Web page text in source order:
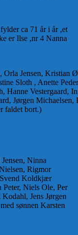
ca 71 år i år ,et
er Ilse ,nr 4 Nanna
Jensen, Kristian
Sloth , Anette
Hanne Vestergaard,
Jørgen
faldet bort.)
Ninna
Rigmor
Koldkjær
Peter, Niels Ole, Per
Jens Jørgen
sønnen Karsten